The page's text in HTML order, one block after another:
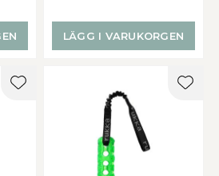
LÄGG I VARUKORGEN
Lägg till i favoriter